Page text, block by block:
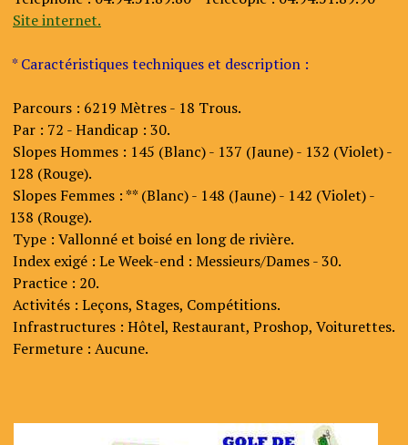
Site internet.
* Caractéristiques techniques et description :
Parcours : 6219 Mètres - 18 Trous.
Par : 72 - Handicap : 30.
Slopes Hommes : 145 (Blanc) - 137 (Jaune) - 132 (Violet) -
128 (Rouge).
Slopes Femmes : ** (Blanc) - 148 (Jaune) - 142 (Violet) -
138 (Rouge).
Type : Vallonné et boisé en long de rivière.
Index exigé : Le Week-end : Messieurs/Dames - 30.
Practice : 20.
Activités : Leçons, Stages, Compétitions.
Infrastructures : Hôtel, Restaurant, Proshop, Voiturettes.
Fermeture : Aucune.